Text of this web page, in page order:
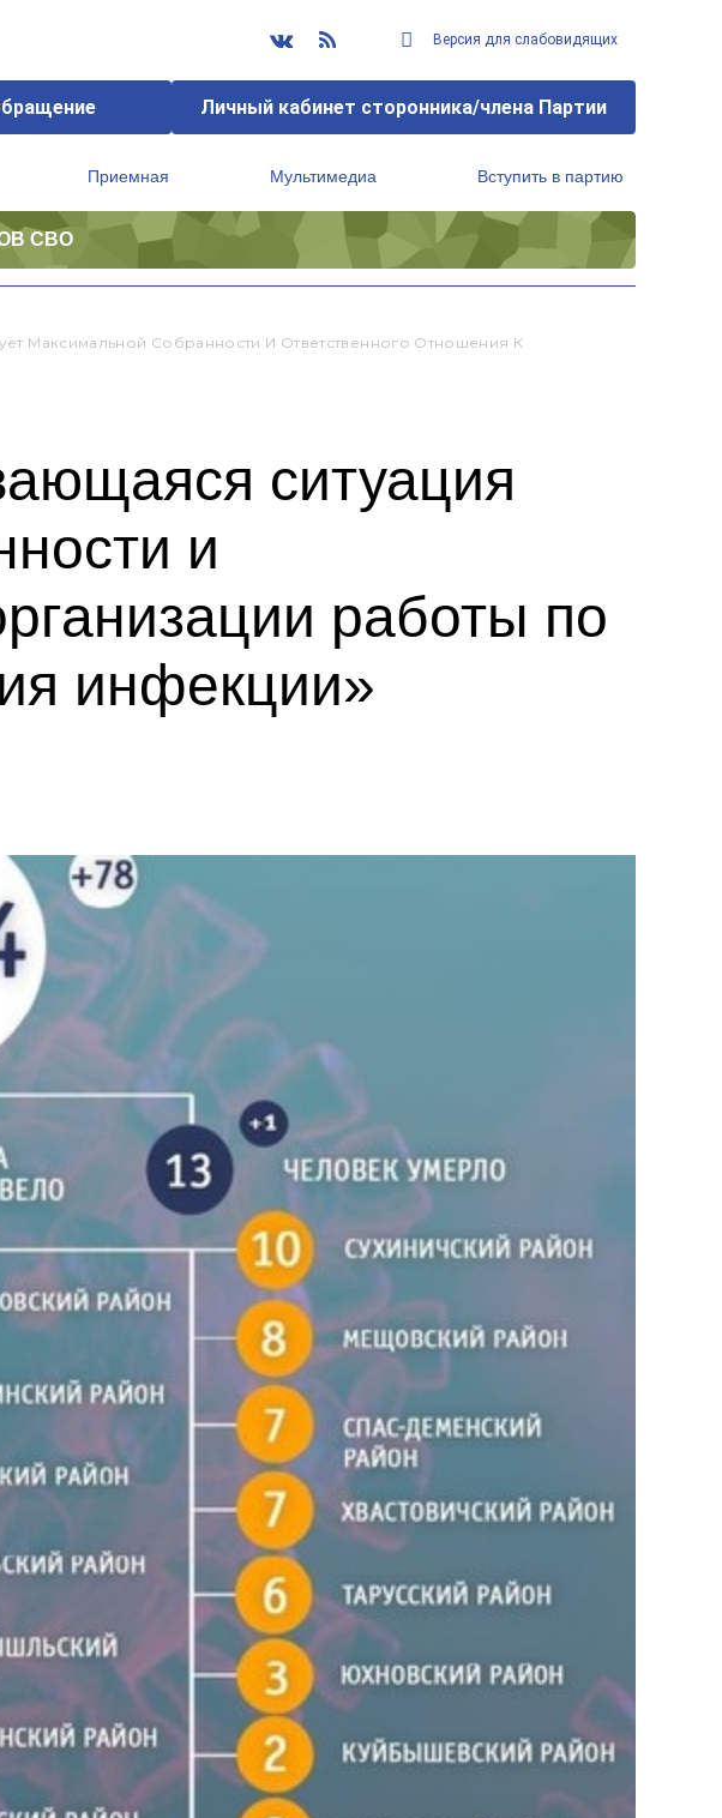
Версия для слабовидящих
Личный кабинет сторонника/члена Партии
Приемная Мультимедиа Вступить в партию
СВО
Максимальной Собранности И Ответственного Отношения К
ситуация
и
работы по
инфекции»